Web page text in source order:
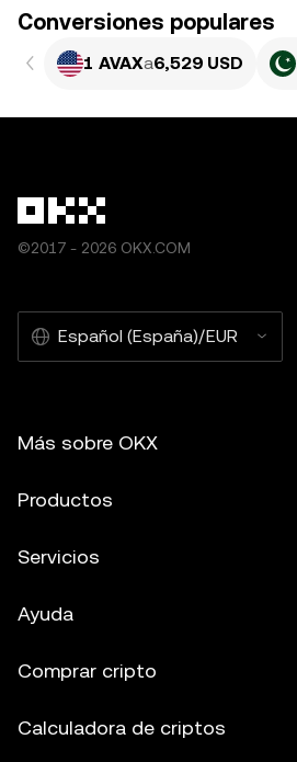
Conversiones populares
1 AVAXa6,529 USD
©2017 - 2026 OKX.COM
Español (España)/EUR
Más sobre OKX
Productos
Servicios
Ayuda
Comprar cripto
Calculadora de criptos